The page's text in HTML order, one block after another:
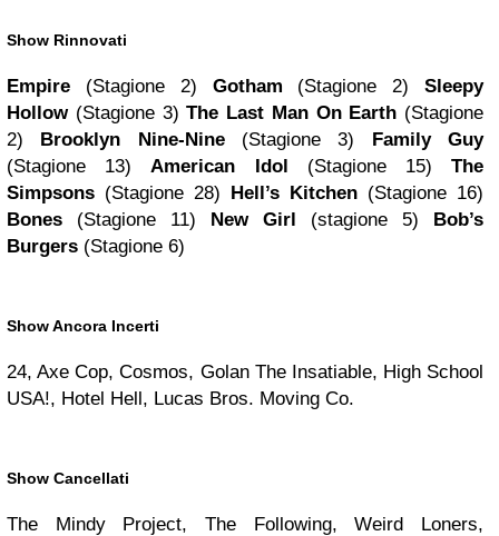
Show Rinnovati
Empire (Stagione 2) Gotham (Stagione 2) Sleepy
Hollow(Stagione 3)The Last Man On Earth (Stagione
2) Brooklyn Nine-Nine(Stagione 3) Family Guy
(Stagione 13)American Idol (Stagione 15)The
Simpsons (Stagione 28) Hell’s Kitchen (Stagione 16)
Bones (Stagione 11) New Girl (stagione 5) Bob’s
Burgers (Stagione 6)
Show Ancora Incerti
24, Axe Cop, Cosmos, Golan The Insatiable, High School
USA!, Hotel Hell, Lucas Bros. Moving Co.
Show Cancellati
The Mindy Project, The Following, Weird Loners,